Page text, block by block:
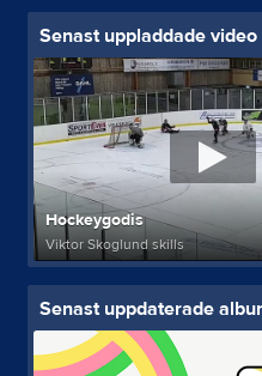
Senast uppladdade video
Hockeygodis
Viktor Skoglund skills
Senast uppdaterade